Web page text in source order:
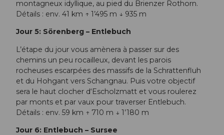
montagneux idyllique, au pied du Brienzer Rothorn.
Détails : env. 41 km ↑ 1’495 m ↓ 935 m
Jour 5: Sörenberg – Entlebuch
L’étape du jour vous amènera à passer sur des
chemins un peu rocailleux, devant les parois
rocheuses escarpées des massifs de la Schrattenfluh
et du Hohgant vers Schangnau. Puis votre objectif
sera le haut clocher d‘Escholzmatt et vous roulerez
par monts et par vaux pour traverser Entlebuch.
Détails : env. 59 km ↑ 710 m ↓ 1’180 m
Jour 6: Entlebuch – Sursee